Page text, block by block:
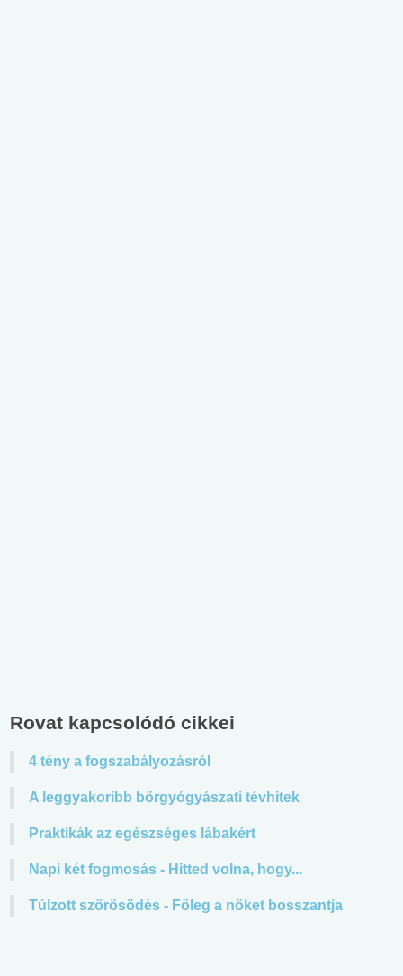
Rovat kapcsolódó cikkei
4 tény a fogszabályozásról
A leggyakoribb bőrgyógyászati tévhitek
Praktikák az egészséges lábakért
Napi két fogmosás - Hitted volna, hogy...
Túlzott szőrösödés - Főleg a nőket bosszantja